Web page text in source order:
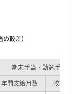
較差）
期末手当・勤勉手当
年間支給月数 較差月